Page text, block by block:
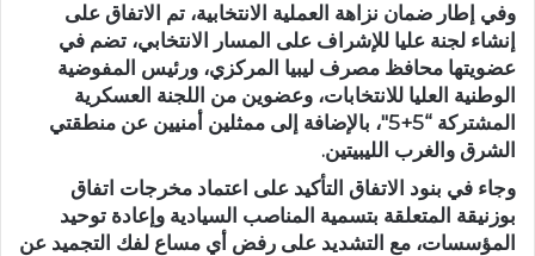
وفي إطار ضمان نزاهة العملية الانتخابية، تم الاتفاق على
إنشاء لجنة عليا للإشراف على المسار الانتخابي، تضم في
عضويتها محافظ مصرف ليبيا المركزي، ورئيس المفوضية
الوطنية العليا للانتخابات، وعضوين من اللجنة العسكرية
المشتركة “5+5″، بالإضافة إلى ممثلين أمنيين عن منطقتي
الشرق والغرب الليبيتين.
وجاء في بنود الاتفاق التأكيد على اعتماد مخرجات اتفاق
بوزنيقة المتعلقة بتسمية المناصب السيادية وإعادة توحيد
المؤسسات، مع التشديد على رفض أي مساع لفك التجميد عن